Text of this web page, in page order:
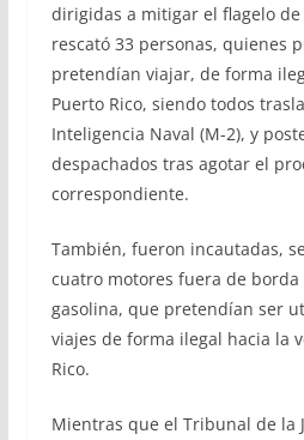
dirigidas a mitigar el flagelo de
rescató 33 personas, quienes
pretendían viajar, de forma
Puerto Rico, siendo todos
Inteligencia Naval (M-2), y
despachados tras agotar el
correspondiente.
También, fueron incautadas,
cuatro motores fuera de borda
gasolina, que pretendían ser
viajes de forma ilegal hacia la
Rico.
Mientras que el Tribunal de la